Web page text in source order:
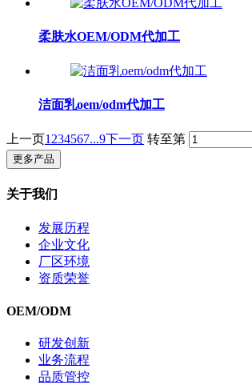
柔肤水OEM/ODM代加工
洁面乳oem/odm代加工
上一页1 234567...9下一页 转至第
更多产品
关于我们
发展历程
企业文化
厂区环境
资质荣誉
OEM/ODM
研发创新
业务流程
品质管控